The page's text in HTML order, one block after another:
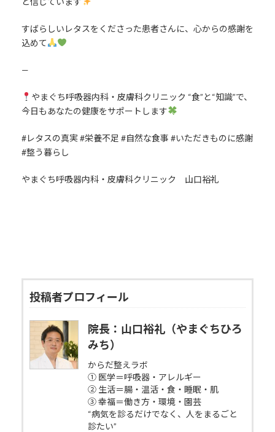
すばらしいレタスをくださった患者さんに、心からの感謝を
込めて
—
やまぐち呼吸器内科・皮膚科クリニック “食”と“知識”で、
今日もあなたの健康をサポートします
#レタスの真実 #栄養不足 #自然な食事 #いただきものに感謝
#整う暮らし
やまぐち呼吸器内科・皮膚科クリニック 山口裕礼
投稿者プロフィール
院長：山口裕礼（やまぐちひろ
みち）
からだ整えラボ
① 医学＝呼吸器・アレルギー
② 生活＝腸・温活・食・睡眠・肌
③ 幸福＝働き方・環境・園芸
“病気を診るだけでなく、人をまるごと
診たい”